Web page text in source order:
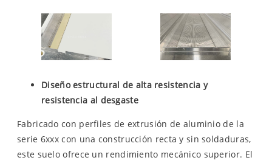
Diseño estructural de alta resistencia y
resistencia al desgaste
Fabricado con perfiles de extrusión de aluminio de la
serie 6xxx con una construcción recta y sin soldaduras,
este suelo ofrece un rendimiento mecánico superior. El